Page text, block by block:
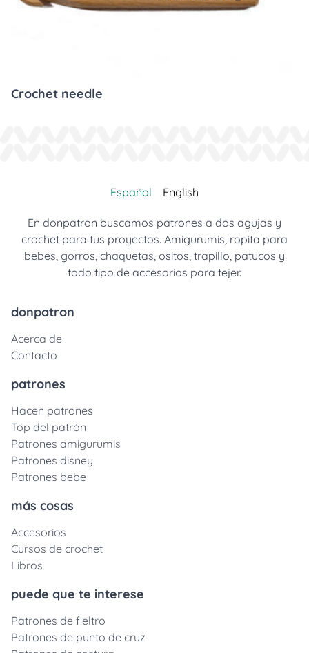
Crochet needle
Español English
En donpatron buscamos patrones a dos agujas y
crochet para tus proyectos. Amigurumis, ropita para
bebes, gorros, chaquetas, ositos, trapillo, patucos y
todo tipo de accesorios para tejer.
donpatron
Acerca de
Contacto
patrones
Hacen patrones
Top del patrón
Patrones amigurumis
Patrones disney
Patrones bebe
más cosas
Accesorios
Cursos de crochet
Libros
puede que te interese
Patrones de fieltro
Patrones de punto de cruz